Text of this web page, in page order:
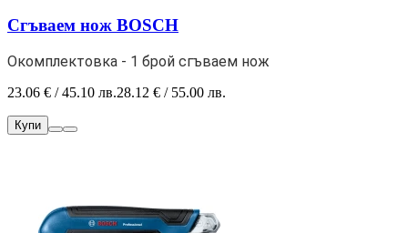
Сгъваем нож BOSCH
Окомплектовка - 1 брой сгъваем нож
23.06 € / 45.10 лв.28.12 € / 55.00 лв.
Купи